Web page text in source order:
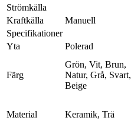
Strömkälla
Kraftkälla
Manuell
Specifikationer
Yta
Polerad
Färg
Grön, Vit, Brun,
Natur, Grå, Svart,
Beige
Material Keramik, Trä